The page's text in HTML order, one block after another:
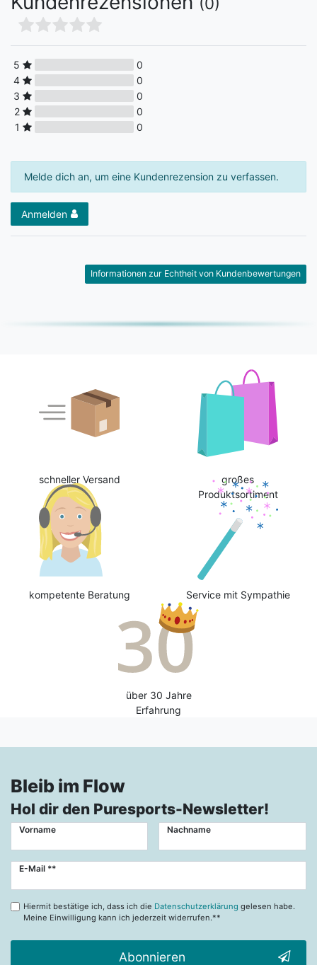
5
0
4
0
3
0
2
0
1
0
Melde dich an, um eine Kundenrezension zu verfassen.
Anmelden
Informationen zur Echtheit von Kundenbewertungen
schneller Versand
großes
Produktsortiment
kompetente Beratung Service mit Sympathie
über 30 Jahre
Erfahrung
Bleib im Flow
Hol dir den Puresports-Newsletter!
Vorname Nachname
E-Mail **
Newsletter
Hiermit bestätige ich, dass ich die Datenschutzerklärung gelesen habe.
Meine Einwilligung kann ich jederzeit widerrufen.**
Abonnieren